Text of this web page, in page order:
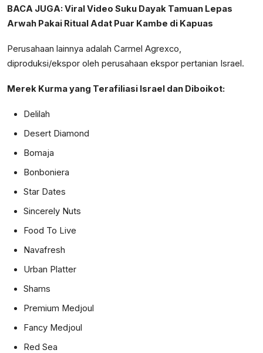
BACA JUGA: Viral Video Suku Dayak Tamuan Lepas
Arwah Pakai Ritual Adat Puar Kambe di Kapuas
Perusahaan lainnya adalah Carmel Agrexco,
diproduksi/ekspor oleh perusahaan ekspor pertanian Israel.
Merek Kurma yang Terafiliasi Israel dan Diboikot:
Delilah
Desert Diamond
Bomaja
Bonboniera
Star Dates
Sincerely Nuts
Food To Live
Navafresh
Urban Platter
Shams
Premium Medjoul
Fancy Medjoul
Red Sea